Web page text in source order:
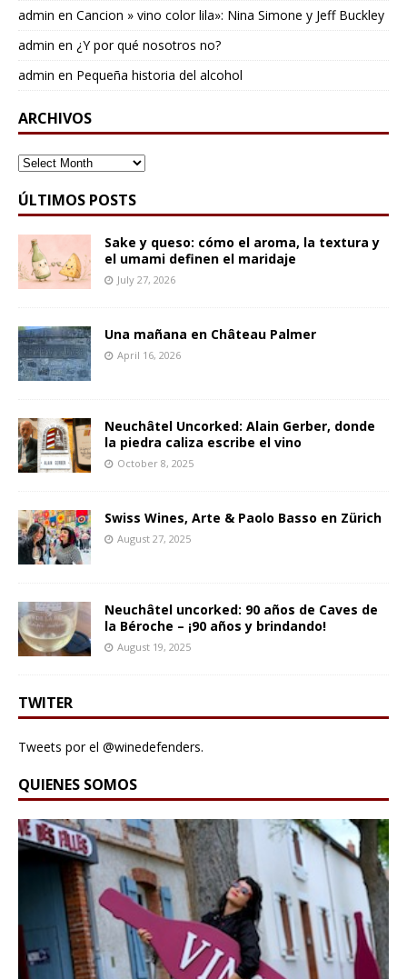
admin en Cancion » vino color lila»: Nina Simone y Jeff Buckley
admin en ¿Y por qué nosotros no?
admin en Pequeña historia del alcohol
ARCHIVOS
ARCHIVOS
ÚLTIMOS POSTS
Sake y queso: cómo el aroma, la textura y
el umami definen el maridaje
July 27, 2026
Una mañana en Château Palmer
April 16, 2026
Neuchâtel Uncorked: Alain Gerber, donde
la piedra caliza escribe el vino
October 8, 2025
Swiss Wines, Arte & Paolo Basso en Zürich
August 27, 2025
Neuchâtel uncorked: 90 años de Caves de
la Béroche – ¡90 años y brindando!
August 19, 2025
TWITER
Tweets por el @winedefenders.
QUIENES SOMOS